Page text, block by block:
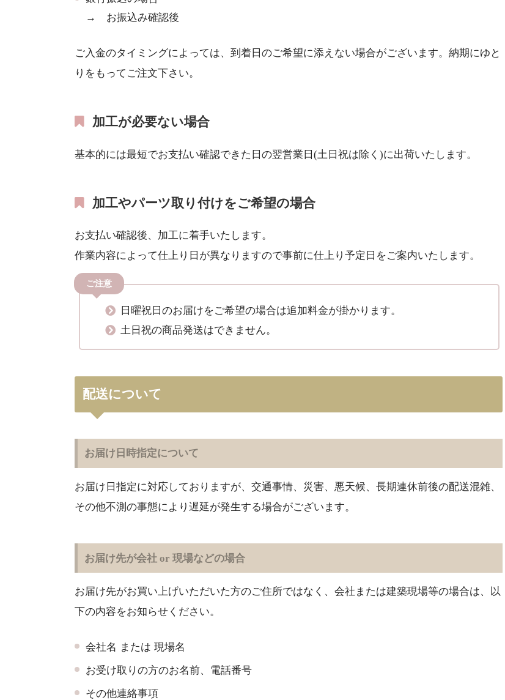
→ お振込み確認後
ご入金のタイミングによっては、到着日のご希望に添えない場合がございます。納期にゆと
りをもってご注文下さい。
加工が必要ない場合
基本的には最短でお支払い確認できた日の翌営業日(土日祝は除く)に出荷いたします。
加工やパーツ取り付けをご希望の場合
お支払い確認後、加工に着手いたします。
作業内容によって仕上り日が異なりますので事前に仕上り予定日をご案内いたします。
ご注意
日曜祝日のお届けをご希望の場合は追加料金が掛かります。
土日祝の商品発送はできません。
配送について
お届け日時指定について
お届け日指定に対応しておりますが、交通事情、災害、悪天候、長期連休前後の配送混雑、
その他不測の事態により遅延が発生する場合がございます。
お届け先が会社 or 現場などの場合
お届け先がお買い上げいただいた方のご住所ではなく、会社または建築現場等の場合は、以
下の内容をお知らせください。
会社名 または 現場名
お受け取りの方のお名前、電話番号
その他連絡事項